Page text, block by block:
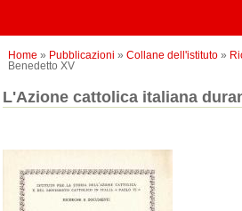
Home » Pubblicazioni » Collane dell'istituto»
Benedetto XV
L'Azione cattolica italiana